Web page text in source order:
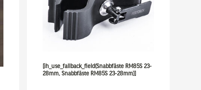
[ih_use_fallback_field(Snabbfäste RM85S 23-
28mm, Snabbfäste RM85S 23-28mm)]